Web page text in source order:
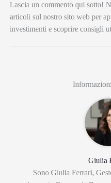
Lascia un commento qui sotto!
articoli sul nostro sito web per
investimenti e scoprire consigli
Giulia
Sono Giulia Ferrari,